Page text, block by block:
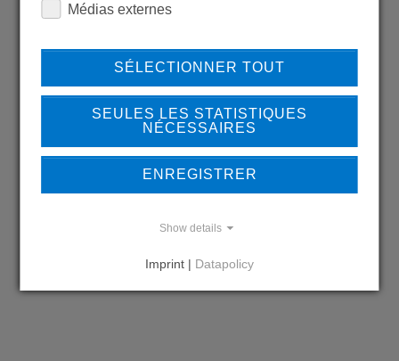
MORE PRODUCTS?
Back to overview
LEARN MORE ABOUT
Médias externes
SÉLECTIONNER TOUT
SEULES LES STATISTIQUES
NÉCESSAIRES
ENREGISTRER
Show details
Imprint | Datapolicy